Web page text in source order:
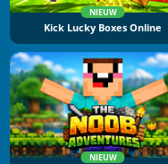
NIEUW
Kick Lucky Boxes Online
NIEUW